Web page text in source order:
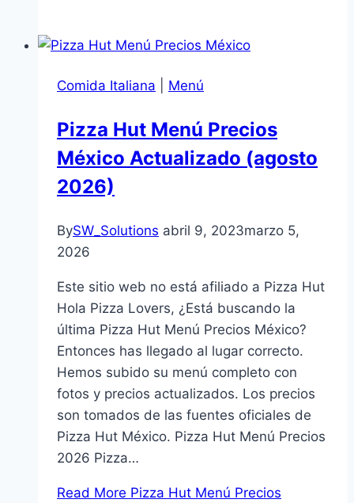
Comida Italiana Menú
Pizza Hut Menú Precios
México Actualizado (agosto
2026)
BySW_Solutions abril 9, 2023marzo 5,
2026
Este sitio web no está afiliado a Pizza Hut
Hola Pizza Lovers, ¿Está buscando la
última Pizza Hut Menú Precios México?
Entonces has llegado al lugar correcto.
Hemos subido su menú completo con
fotos y precios actualizados. Los precios
son tomados de las fuentes oficiales de
Pizza Hut México. Pizza Hut Menú Precios
2026 Pizza…
Read More Pizza Hut Menú Precios